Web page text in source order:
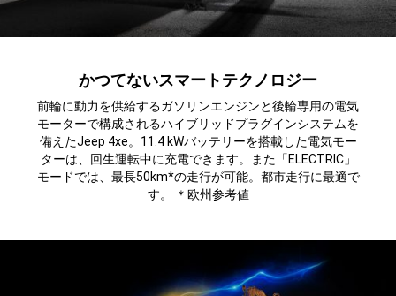
かつてないスマートテクノロジー
前輪に動力を供給するガソリンエンジンと後輪専用の電気
モーターで構成されるハイブリッドプラグインシステムを
備えたJeep 4xe。11.4 kWバッテリーを搭載した電気モー
ターは、回生運転中に充電できます。また「ELECTRIC」
モードでは、最長50km*の走行が可能。都市走行に最適で
す。 ＊欧州参考値